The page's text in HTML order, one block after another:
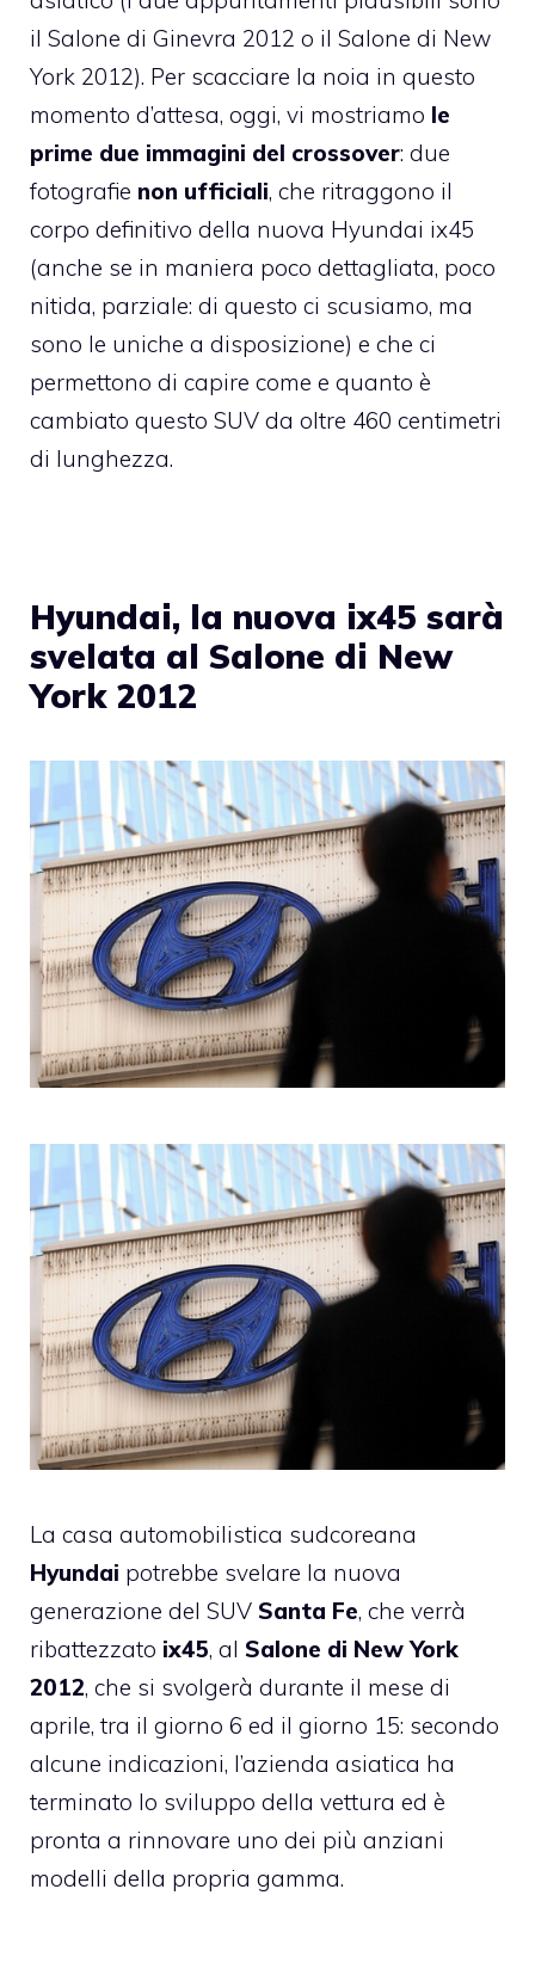
il Salone di Ginevra 2012 o il Salone di New
York 2012). Per scacciare la noia in questo
momento d’attesa, oggi, vi mostriamo le
prime due immagini del crossover: due
fotografie non ufficiali, che ritraggono il
corpo definitivo della nuova Hyundai ix45
(anche se in maniera poco dettagliata, poco
nitida, parziale: di questo ci scusiamo, ma
sono le uniche a disposizione) e che ci
permettono di capire come e quanto è
cambiato questo SUV da oltre 460 centimetri
di lunghezza.
Hyundai, la nuova ix45 sarà
svelata al Salone di New
York 2012
La casa automobilistica sudcoreana
Hyundai potrebbe svelare la nuova
generazione del SUV Santa Fe, che verrà
ribattezzato ix45, al Salone di New York
2012, che si svolgerà durante il mese di
aprile, tra il giorno 6 ed il giorno 15: secondo
alcune indicazioni, l’azienda asiatica ha
terminato lo sviluppo della vettura ed è
pronta a rinnovare uno dei più anziani
modelli della propria gamma.